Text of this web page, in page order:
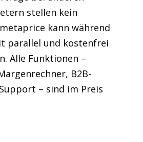
stellen kein
kann während
parallel und kostenfrei
Alle Funktionen –
B2B-
– sind im Preis